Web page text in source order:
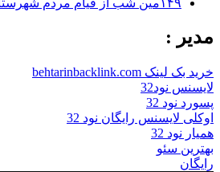
مدیر :
خرید بک لینک behtarinbacklink.com
لایسنس نود32
پسورد نود 32
اوکلی لایسنس رایگان نود 32
همیار نود 32
بهترین سئو
رایگان